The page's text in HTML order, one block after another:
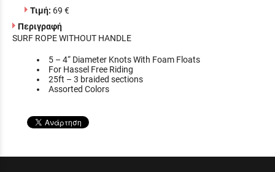
Τιμή: 69 €
Περιγραφή
SURF ROPE WITHOUT HANDLE
5 – 4“ Diameter Knots With Foam Floats
For Hassel Free Riding
25ft – 3 braided sections
Assorted Colors